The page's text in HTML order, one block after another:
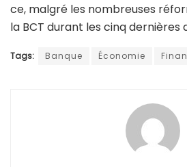
ce, malgré les nombreuses
la BCT durant les cinq dernières
Tags: Banque Économie